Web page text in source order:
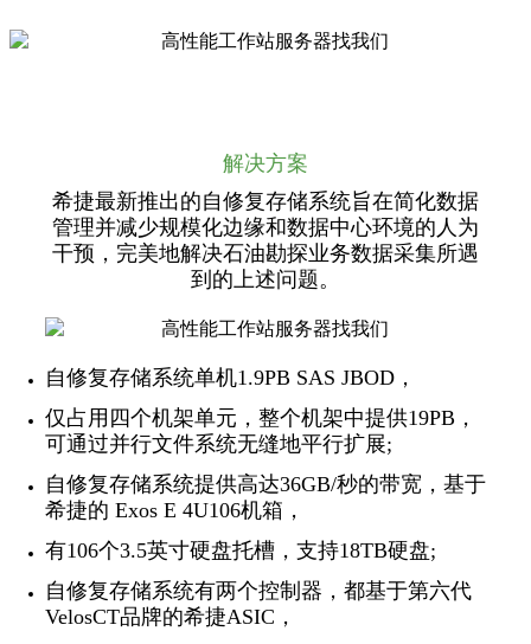
解决方案
希捷最新推出的自修复存储系统旨在简化数据
管理并减少规模化边缘和数据中心环境的人为
干预，完美地解决石油勘探业务数据采集所遇
到的上述问题。
自修复存储系统单机1.9PB SAS JBOD，
仅占用四个机架单元，整个机架中提供19PB，
可通过并行文件系统无缝地平行扩展;
自修复存储系统提供高达36GB/秒的带宽，基于
希捷的 Exos E 4U106机箱，
有106个3.5英寸硬盘托槽，支持18TB硬盘;
自修复存储系统有两个控制器，都基于第六代
VelosCT品牌的希捷ASIC，